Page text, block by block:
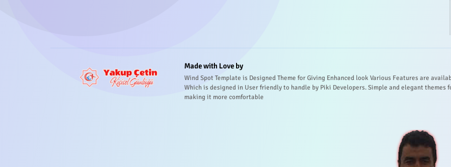
Made with Love by
Wind Spot Template is Designed Theme for Giving Enhanced look Various Features are
Which is designed in User friendly to handle by Piki Developers. Simple and elegant themes
making it more comfortable